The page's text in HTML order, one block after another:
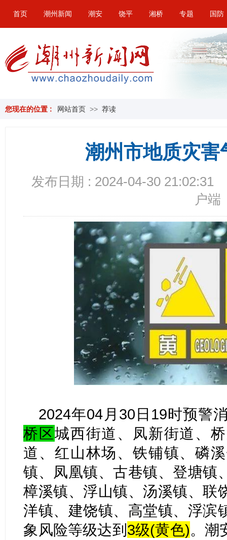
首页 潮州新闻 潮安 饶平 湘桥 专题 国防
您现在的位置 : 网站首页 >> 荐读
潮州市地质灾害
发布日期 : 2024-04-30 21:02:31
户端
2024年04月30日19时预警
桥区城西街道、凤新街道、
道、红山林场、铁铺镇、磷
镇、凤凰镇、古巷镇、登塘镇
樟溪镇、浮山镇、汤溪镇、联
洋镇、建饶镇、高堂镇、浮滨
象风险等级达到3级(黄色)。潮